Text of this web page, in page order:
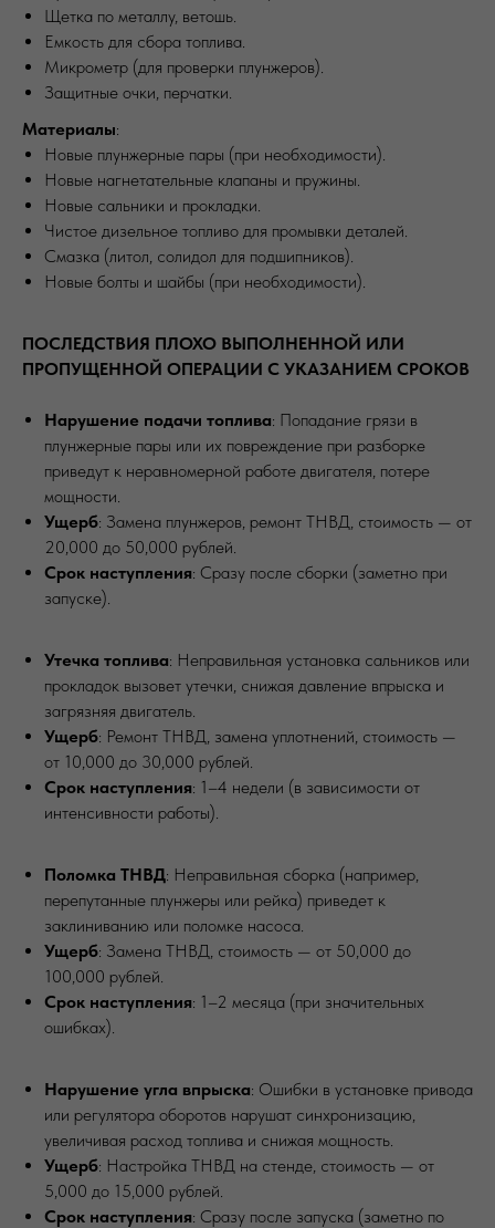
Щетка по металлу, ветошь.
Емкость для сбора топлива.
Микрометр (для проверки плунжеров).
Защитные очки, перчатки.
Материалы:
Новые плунжерные пары (при необходимости).
Новые нагнетательные клапаны и пружины.
Новые сальники и прокладки.
Чистое дизельное топливо для промывки деталей.
Смазка (литол, солидол для подшипников).
Новые болты и шайбы (при необходимости).
ПОСЛЕДСТВИЯ ПЛОХО ВЫПОЛНЕННОЙ ИЛИ
ПРОПУЩЕННОЙ ОПЕРАЦИИ С УКАЗАНИЕМ СРОКОВ
Нарушение подачи топлива: Попадание грязи в
плунжерные пары или их повреждение при разборке
приведут к неравномерной работе двигателя, потере
мощности.
Ущерб: Замена плунжеров, ремонт ТНВД, стоимость — от
20,000 до 50,000 рублей.
Срок наступления: Сразу после сборки (заметно при
запуске).
Утечка топлива: Неправильная установка сальников или
прокладок вызовет утечки, снижая давление впрыска и
загрязняя двигатель.
Ущерб: Ремонт ТНВД, замена уплотнений, стоимость —
от 10,000 до 30,000 рублей.
Срок наступления: 1–4 недели (в зависимости от
интенсивности работы).
Поломка ТНВД: Неправильная сборка (например,
перепутанные плунжеры или рейка) приведет к
заклиниванию или поломке насоса.
Ущерб: Замена ТНВД, стоимость — от 50,000 до
100,000 рублей.
Срок наступления: 1–2 месяца (при значительных
ошибках).
Нарушение угла впрыска: Ошибки в установке привода
или регулятора оборотов нарушат синхронизацию,
увеличивая расход топлива и снижая мощность.
Ущерб: Настройка ТНВД на стенде, стоимость — от
5,000 до 15,000 рублей.
Срок наступления: Сразу после запуска (заметно по
ПО ЗВУКУ